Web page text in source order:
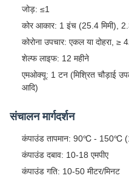
जोड़: ≤1
कोर आकार: 1 इंच (25.4 मिमी),
कोरोना उपचार: एकल या दोहरा, ≥
शेल्फ लाइफ: 12 महीने
एमओक्यू: 1 टन (मिश्रित चौड़ाई
आदि)
संचालन मार्गदर्शन
कंपाउंड तापमान: 90℃ -
कंपाउंड दबाव: 10-18 एमपीए
कंपाउंड गति: 10-50 मीटर/मिनट